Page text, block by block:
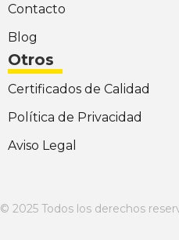
Contacto
Blog
Otros
Certificados de Calidad
Política de Privacidad
Aviso Legal
© 2025 Todos los derechos